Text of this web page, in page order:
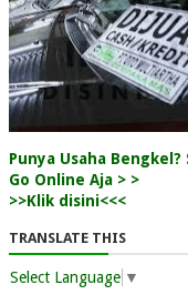
Punya Usaha
Go Online Aja > >
>>Klik disini<<<
TRANSLATE THIS
Select Language ▼